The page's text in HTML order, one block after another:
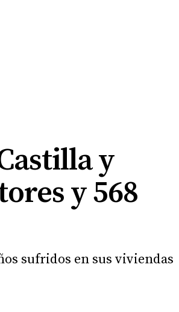
y
y 568
sufridos en sus viviendas